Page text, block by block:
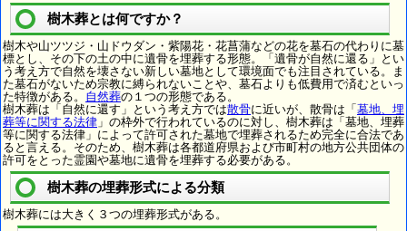
樹木葬とは何ですか？
樹木や山ツツジ・山ドウダン・紫陽花・花菖蒲などの花を墓石の代わりに墓
標とし、その下の土の中に遺骨を埋葬する形態。「遺骨が自然に還る」とい
う考え方で自然を壊さない新しい墓地として環境面でも注目されている。ま
た墓石がないため宗教に縛られないことや、墓石よりも低費用で済むといっ
た特徴がある。 自然葬の１つの形態である。
樹木葬は「自然に還す」という考え方では散骨に近いが、散骨は「 墓地、埋
葬等に関する法律 」の枠外で行われているのに対し、樹木葬は「墓地、埋葬
等に関する法律」によって許可された墓地で埋葬されるため完全に合法であ
ると言える。そのため、樹木葬は各都道府県および市町村の地方公共団体の
許可をとった霊園や墓地に遺骨を埋葬する必要がある。
樹木葬の埋葬形式による分類
樹木葬には大きく３つの埋葬形式がある。